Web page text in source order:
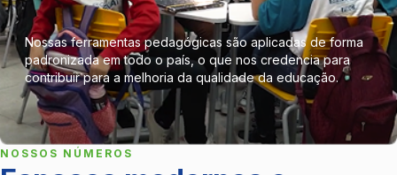
Nossas ferramentas pedagógicas são aplicadas de forma
padronizada em todo o país, o que nos credencia para
contribuir para a melhoria da qualidade da educação.
NOSSOS NÚMEROS